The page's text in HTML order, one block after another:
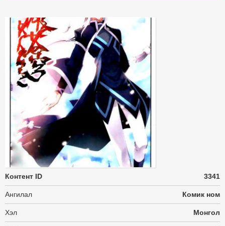
Контент ID 3341
Ангилал Комик ном
Хэл Монгол